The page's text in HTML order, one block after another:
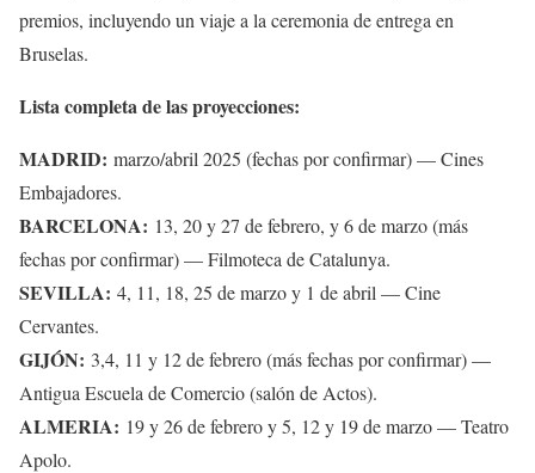
premios, incluyendo un viaje a la ceremonia de entrega en
Bruselas.
Lista completa de las proyecciones:
MADRID: marzo/abril 2025 (fechas por confirmar) — Cines
Embajadores.
BARCELONA: 13, 20 y 27 de febrero, y 6 de marzo (más
fechas por confirmar) — Filmoteca de Catalunya.
SEVILLA: 4, 11, 18, 25 de marzo y 1 de abril — Cine
Cervantes.
GIJÓN: 3,4, 11 y 12 de febrero (más fechas por confirmar) —
Antigua Escuela de Comercio (salón de Actos).
ALMERIA: 19 y 26 de febrero y 5, 12 y 19 de marzo — Teatro
Apolo.